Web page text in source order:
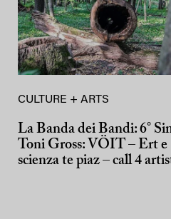
CULTURE + ARTS
La Banda dei Bandi: 6°
Toni Gross: VÖIT – Ert e
scienza te piaz – call 4